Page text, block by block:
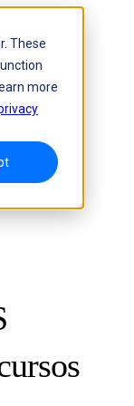
These
more
DE CALIDAD
dinámico